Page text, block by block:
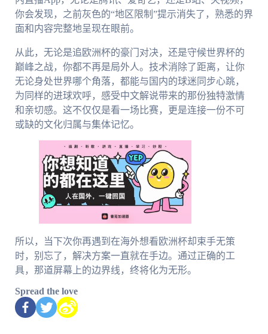
你会发现，之前灰色的“地区限制”提示消失了，熟悉的界
面和内容完整地呈现在眼前。
从此，无论是追欧洲杯的豪门对决，还是守候世界杯的
巅峰之战，你都不再是局外人。技术消除了距离，让你
无论身处世界哪个角落，都能与国内的球迷同步心跳，
为同样的进球欢呼，感受中文解说带来的那份独特激情
和亲切感。这不仅仅是看一场比赛，更是连接一份不可
或缺的文化归属与集体记忆。
所以，当下次你再遇到在海外想看欧洲杯却束手无策
时，别忘了，解决方案一直就在手边。通过正确的工
具，那道屏幕上的边界线，终将化为无形。
Spread the love